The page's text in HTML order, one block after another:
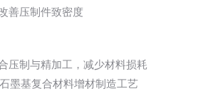
善压制件致密度
压制与精加工，减少材料损耗
墨基复合材料增材制造工艺